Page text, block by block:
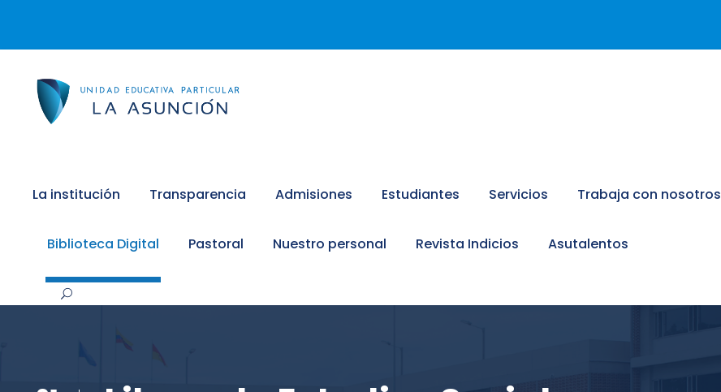
La institución Transparencia Admisiones Estudiantes Servicios Trabaja con nosotros
Biblioteca Digital Pastoral Nuestro personal Revista Indicios Asutalentos